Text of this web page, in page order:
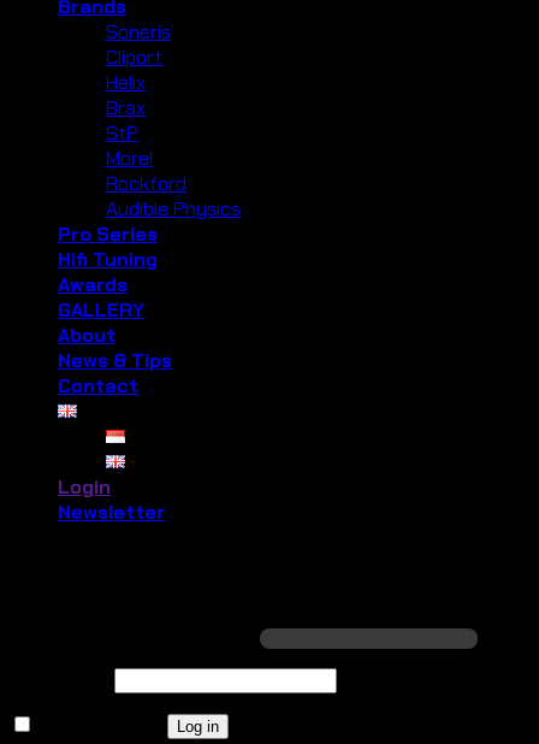
Brands
Soneris
Cliport
Helix
Brax
StP
Morel
Rockford
Audible Physics
Pro Series
Hifi Tuning
Awards
GALLERY
About
News & Tips
Contact
Login
Newsletter
Required
Log in